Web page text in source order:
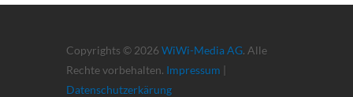
Copyrights © 2026 WiWi-Media AG. Alle
Rechte vorbehalten. Impressum |
Datenschutzerkärung